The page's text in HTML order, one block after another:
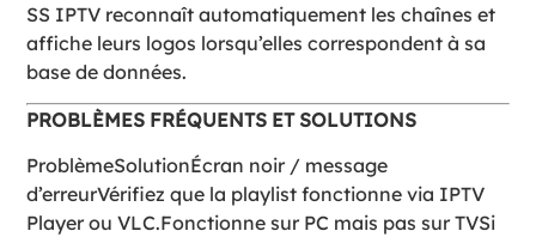
SS IPTV reconnaît automatiquement les chaînes et
affiche leurs logos lorsqu’elles correspondent à sa
base de données.
PROBLÈMES FRÉQUENTS ET SOLUTIONS
ProblèmeSolutionÉcran noir / message
d’erreurVérifiez que la playlist fonctionne via IPTV
Player ou VLC.Fonctionne sur PC mais pas sur TVSi